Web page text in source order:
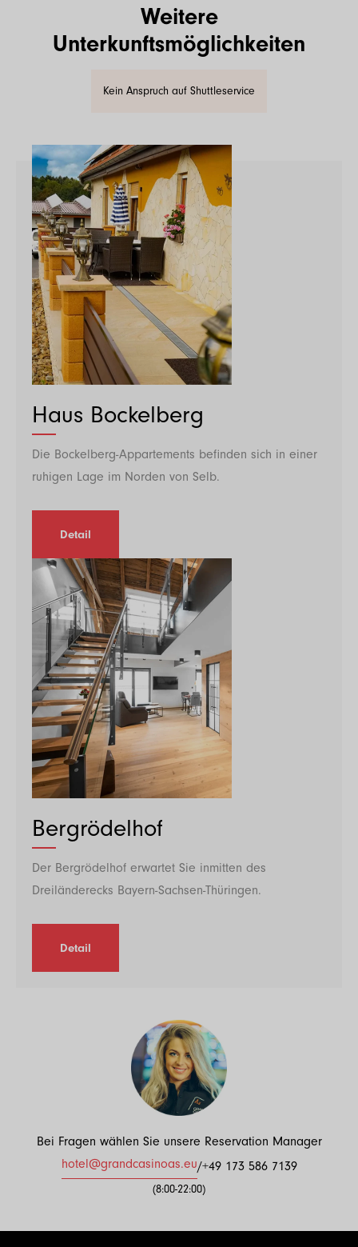
Weitere
Unterkunftsmöglichkeiten
Kein Anspruch auf Shuttleservice
Haus Bockelberg
Die Bockelberg-Appartements befinden sich in einer
ruhigen Lage im Norden von Selb.
Detail
Bergrödelhof
Der Bergrödelhof erwartet Sie inmitten des
Dreiländerecks Bayern-Sachsen-Thüringen.
Detail
Bei Fragen wählen Sie unsere Reservation Manager
hotel@grandcasinoas.eu/+49 173 586 7139
(8:00-22:00)